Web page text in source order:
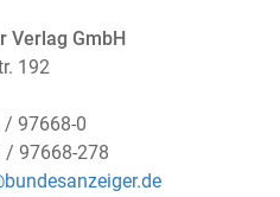
Verlag GmbH
192
/ 97668-0
/ 97668-278